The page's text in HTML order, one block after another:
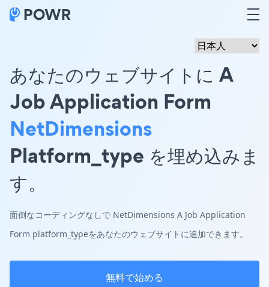
あなたのウェブサイトに A
Job Application Form
NetDimensions
Platform_type を埋め込みま
す。
面倒なコーディングなしで NetDimensions A Job Application
Form platform_typeをあなたのウェブサイトに追加できます。
無料で始める